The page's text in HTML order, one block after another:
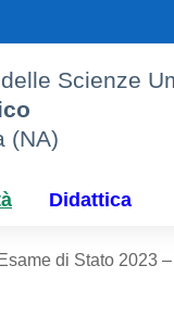
Scienze
(NA)
Didattica
Esame di Stato 2023